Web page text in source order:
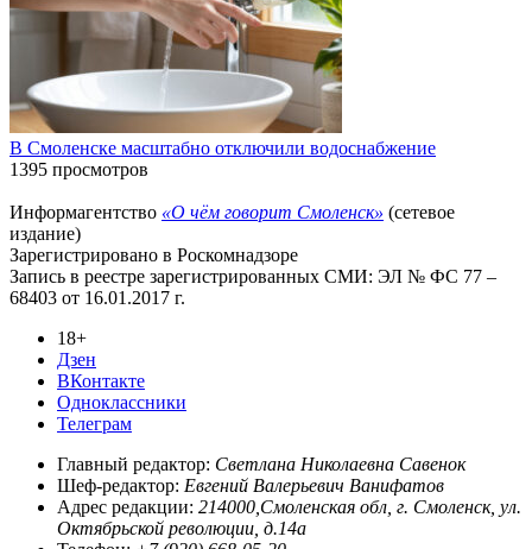
В Смоленске масштабно отключили водоснабжение
1395 просмотров
Информагентство «О чём говорит Смоленск» (сетевое
издание)
Зарегистрировано в Роскомнадзоре
Запись в реестре зарегистрированных СМИ: ЭЛ № ФС 77 –
68403 от 16.01.2017 г.
18+
Дзен
ВКонтакте
Одноклассники
Телеграм
Главный редактор: Светлана Николаевна Савенок
Шеф-редактор: Евгений Валерьевич Ванифатов
Адрес редакции: 214000,Смоленская обл, г. Смоленск, ул.
Октябрьской революции, д.14а